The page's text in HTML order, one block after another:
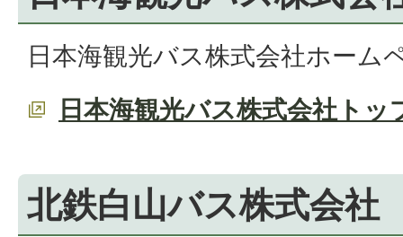
日本海観光バス株式会社ホーム
日本海観光バス株式会社トッ
北鉄白山バス株式会社